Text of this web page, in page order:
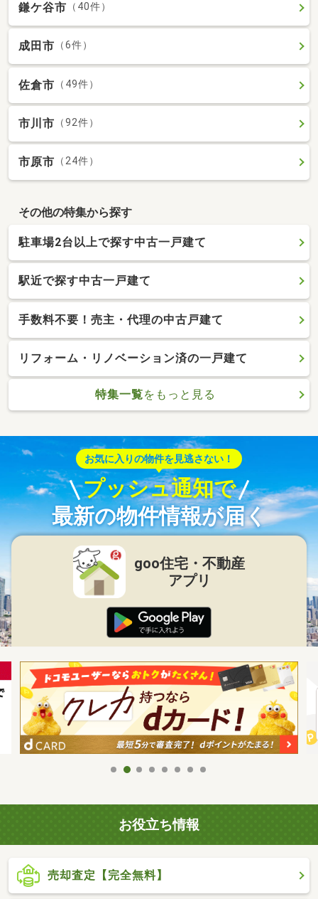
鎌ケ谷市 （40件）
成田市 （6件）
佐倉市 （49件）
市川市 （92件）
市原市 （24件）
その他の特集から探す
駐車場2台以上で探す中古一戸建て
駅近で探す中古一戸建て
手数料不要！売主・代理の中古戸建て
リフォーム・リノベーション済の一戸建て
特集一覧をもっと見る
お気に入りの物件を見逃さない！
プッシュ通知で
最新の物件情報が届く
goo住宅・不動産
アプリ
お役立ち情報
売却査定【完全無料】